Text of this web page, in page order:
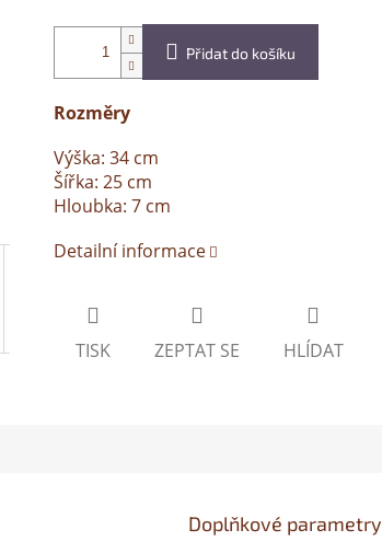
Přidat do košíku
Rozměry
Výška: 34 cm
Šířka: 25 cm
Hloubka: 7 cm
Detailní informace
TISK ZEPTAT SE HLÍDAT
Doplňkové parametry